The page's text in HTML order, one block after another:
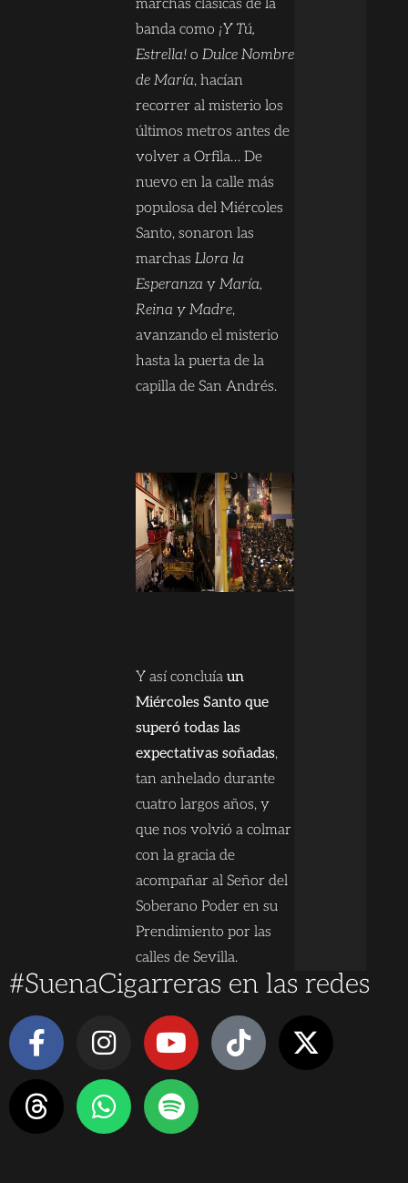
marchas clásicas de la
banda como ¡Y Tú,
Estrella!o Dulce Nombre
de María, hacían
recorrer al misterio los
últimos metros antes de
volver a Orfila… De
nuevo en la calle más
populosa del Miércoles
Santo, sonaron las
marchas Llora la
Esperanza y María,
Reina y Madre,
avanzando el misterio
hasta la puerta de la
capilla de San Andrés.
Y así concluía un
Miércoles Santo que
superó todas las
expectativas soñadas,
tan anhelado durante
cuatro largos años, y
que nos volvió a colmar
con la gracia de
acompañar al Señor del
Soberano Poder en su
Prendimiento por las
calles de Sevilla.
#SuenaCigarreras en las redes